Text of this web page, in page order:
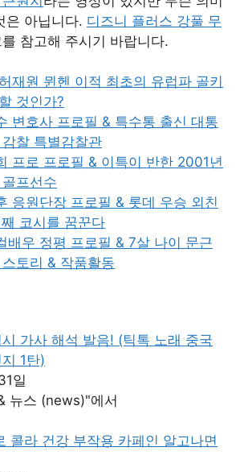
은 아닙니다. 디즈니 플러스 강풀 무
참고해 주시기 바랍니다.
재원 뮌헨 이적 최초의 유럽파 골키
것인가?
변호사 프로필 & 특수통 출신 대통
찰 특별감찰관
프로 프로필 & 이특이 반한 2001년
프선수
응원단장 프로필 & 롯데 우승 외친
코시를 꿈꾼다
배우 정평 프로필 & 7살 나이 문근
토리 & 작품활동
가사 해석 발음! (틱톡 노래 중국
1탄)
일
뉴스 (news)"에서
콜라 건강 부작용 카페인 알고나면